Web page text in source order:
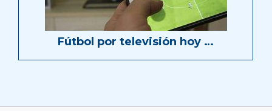
Fútbol por televisión hoy …